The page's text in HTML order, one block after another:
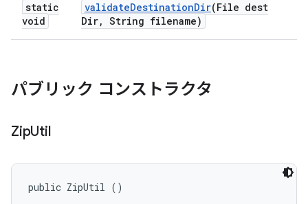
static
void
validateDestinationDir(File dest
Dir, String filename)
パブリック コンストラクタ
ZipUtil
public ZipUtil ()